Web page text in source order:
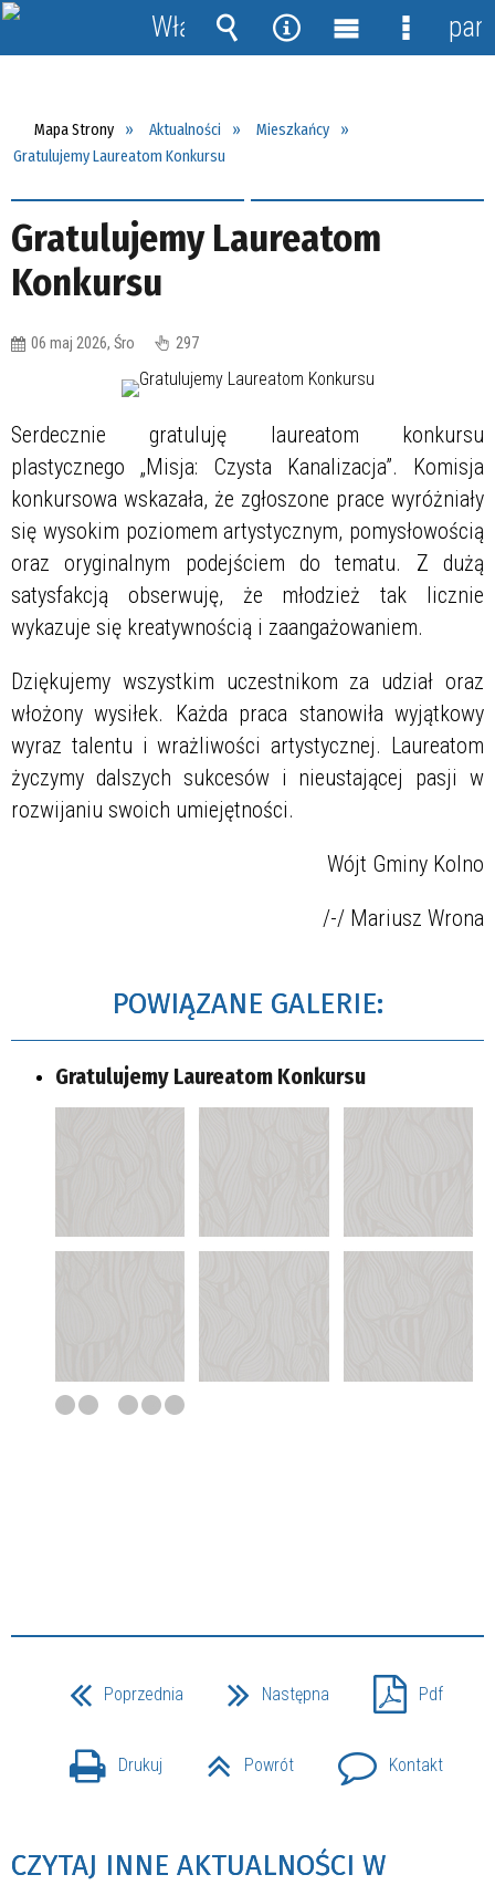
Mapa Strony Aktualności
Mieszkańcy
Gratulujemy Laureatom Konkursu
Gratulujemy Laureatom
Konkursu
06 maj 2026, Śro 297
Serdecznie gratuluję laureatom konkursu
plastycznego „Misja: Czysta Kanalizacja”. Komisja
konkursowa wskazała, że zgłoszone prace wyróżniały
się wysokim poziomem artystycznym, pomysłowością
oraz oryginalnym podejściem do tematu. Z dużą
satysfakcją obserwuję, że młodzież tak licznie
wykazuje się kreatywnością i zaangażowaniem.
Dziękujemy wszystkim uczestnikom za udział oraz
włożony wysiłek. Każda praca stanowiła wyjątkowy
wyraz talentu i wrażliwości artystycznej. Laureatom
życzymy dalszych sukcesów i nieustającej pasji w
rozwijaniu swoich umiejętności.
Wójt Gminy Kolno
/-/ Mariusz Wrona
POWIĄZANE GALERIE:
Gratulujemy Laureatom Konkursu
Poprzednia Następna Pdf
Drukuj Powrót Kontakt
CZYTAJ INNE AKTUALNOŚCI W
Włącz
powiadomienia
Wyszukiwarka
Narzędzia
MenuMenu